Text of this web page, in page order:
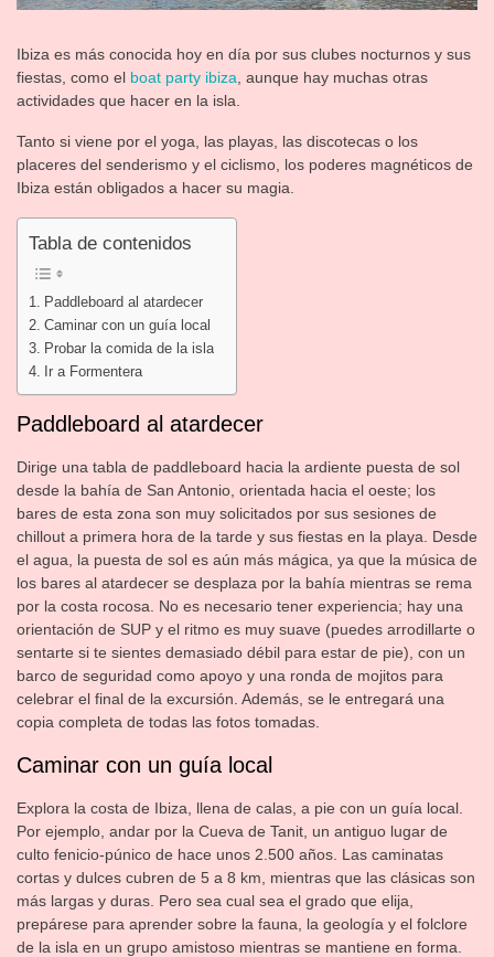
Ibiza es más conocida hoy en día por sus clubes nocturnos y sus
fiestas, como el boat party ibiza , aunque hay muchas otras
actividades que hacer en la isla.
Tanto si viene por el yoga, las playas, las discotecas o los
placeres del senderismo y el ciclismo, los poderes magnéticos de
Ibiza están obligados a hacer su magia.
Tabla de contenidos
Paddleboard al atardecer
Caminar con un guía local
Probar la comida de la isla
Ir a Formentera
Paddleboard al atardecer
Dirige una tabla de paddleboard hacia la ardiente puesta de sol
desde la bahía de San Antonio, orientada hacia el oeste; los
bares de esta zona son muy solicitados por sus sesiones de
chillout a primera hora de la tarde y sus fiestas en la playa. Desde
el agua, la puesta de sol es aún más mágica, ya que la música de
los bares al atardecer se desplaza por la bahía mientras se rema
por la costa rocosa. No es necesario tener experiencia; hay una
orientación de SUP y el ritmo es muy suave (puedes arrodillarte o
sentarte si te sientes demasiado débil para estar de pie), con un
barco de seguridad como apoyo y una ronda de mojitos para
celebrar el final de la excursión. Además, se le entregará una
copia completa de todas las fotos tomadas.
Caminar con un guía local
Explora la costa de Ibiza, llena de calas, a pie con un guía local.
Por ejemplo, andar por la Cueva de Tanit, un antiguo lugar de
culto fenicio-púnico de hace unos 2.500 años. Las caminatas
cortas y dulces cubren de 5 a 8 km, mientras que las clásicas son
más largas y duras. Pero sea cual sea el grado que elija,
prepárese para aprender sobre la fauna, la geología y el folclore
de la isla en un grupo amistoso mientras se mantiene en forma.